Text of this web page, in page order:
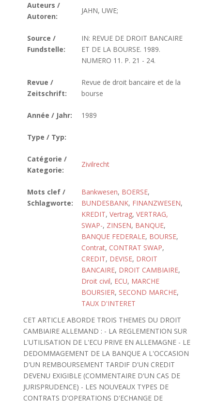
Auteurs /
Autoren:
JAHN, UWE;
Source /
Fundstelle:
IN: REVUE DE DROIT BANCAIRE
ET DE LA BOURSE. 1989.
NUMERO 11. P. 21 - 24.
Revue /
Zeitschrift:
Revue de droit bancaire et de la
bourse
Année / Jahr: 1989
Type / Typ:
Catégorie /
Kategorie:
Zivilrecht
Mots clef /
Schlagworte:
Bankwesen, BOERSE,
BUNDESBANK, FINANZWESEN,
KREDIT, Vertrag, VERTRAG,
SWAP-, ZINSEN, BANQUE,
BANQUE FEDERALE, BOURSE,
Contrat, CONTRAT SWAP,
CREDIT, DEVISE, DROIT
BANCAIRE, DROIT CAMBIAIRE,
Droit civil, ECU, MARCHE
BOURSIER, SECOND MARCHE,
TAUX D'INTERET
CET ARTICLE ABORDE TROIS THEMES DU DROIT
CAMBIAIRE ALLEMAND : - LA REGLEMENTION SUR
L'UTILISATION DE L'ECU PRIVE EN ALLEMAGNE - LE
DEDOMMAGEMENT DE LA BANQUE A L'OCCASION
D'UN REMBOURSEMENT TARDIF D'UN CREDIT
DEVENU EXIGIBLE (COMMENTAIRE D'UN CAS DE
JURISPRUDENCE) - LES NOUVEAUX TYPES DE
CONTRATS D'OPERATIONS D'ECHANGE DE